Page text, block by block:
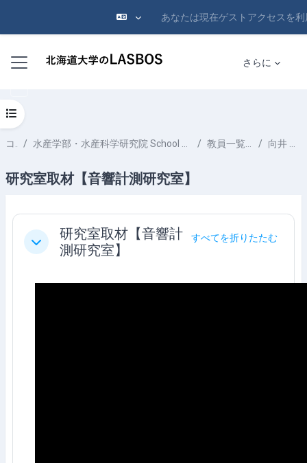
あなたは現在ゲストアクセスを
サイドパネル さらに
コース 水産学部・水産科学研究院 School of Fisheries Sciences & Faculty of Fisheries Sciences 教員一覧 List of Professors 向井 徹 MUKAI Tohru
研究室取材【音響計測研究室】
コースインデックスを開く
セクションアウトライン
折りたたむ
研究室取材【音響計
測研究室】
すべてを折りたたむ